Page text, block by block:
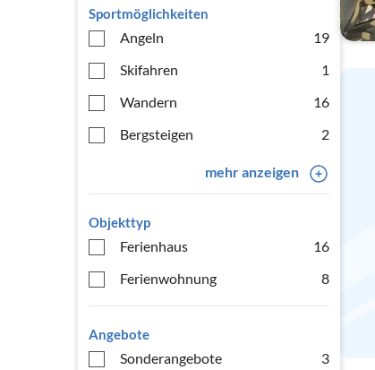
Sportmöglichkeiten
Angeln
19
Skifahren
1
Wandern
16
Bergsteigen
2
mehr anzeigen
Objekttyp
Ferienhaus
16
Ferienwohnung
8
Angebote
Sonderangebote
3